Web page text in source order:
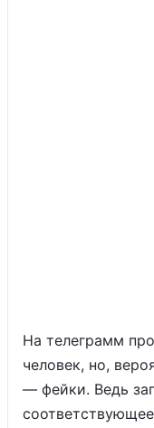
На телеграмм
человек, но,
— фейки. Ведь